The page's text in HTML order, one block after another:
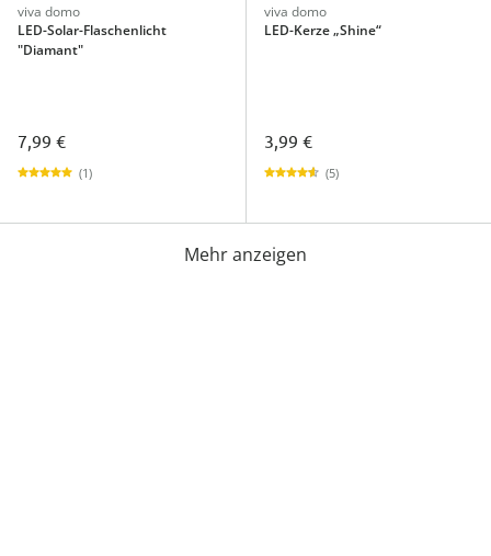
viva domo
LED-Solar-Flaschenlicht
"Diamant"
7,99 €
(1)
viva domo
LED-Kerze „Shine“
3,99 €
(5)
Mehr anzeigen